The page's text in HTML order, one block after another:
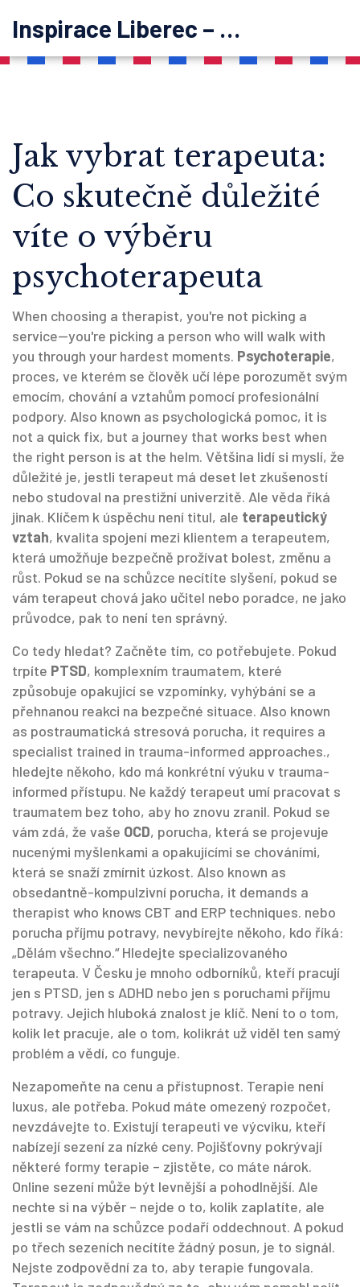
Inspirace Liberec – psychoterapie
Jak vybrat terapeuta:
Co skutečně důležité
víte o výběru
psychoterapeuta
When choosing a therapist, you're not picking a
service—you're picking a person who will walk with
you through your hardest moments. Psychoterapie,
proces, ve kterém se člověk učí lépe porozumět svým
emocím, chování a vztahům pomocí profesionální
podpory. Also known as psychologická pomoc, it is
not a quick fix, but a journey that works best when
the right person is at the helm. Většina lidí si myslí, že
důležité je, jestli terapeut má deset let zkušeností
nebo studoval na prestižní univerzitě. Ale věda říká
jinak. Klíčem k úspěchu není titul, ale terapeutický
vztah, kvalita spojení mezi klientem a terapeutem,
která umožňuje bezpečně prožívat bolest, změnu a
růst. Pokud se na schůzce necítíte slyšení, pokud se
vám terapeut chová jako učitel nebo poradce, ne jako
průvodce, pak to není ten správný.
Co tedy hledat? Začněte tím, co potřebujete. Pokud
trpíte PTSD, komplexním traumatem, které
způsobuje opakující se vzpomínky, vyhýbání se a
přehnanou reakci na bezpečné situace. Also known
as postraumatická stresová porucha, it requires a
specialist trained in trauma-informed approaches.,
hledejte někoho, kdo má konkrétní výuku v trauma-
informed přístupu. Ne každý terapeut umí pracovat s
traumatem bez toho, aby ho znovu zranil. Pokud se
vám zdá, že vaše OCD, porucha, která se projevuje
nucenými myšlenkami a opakujícími se chováními,
která se snaží zmírnit úzkost. Also known as
obsedantně-kompulzivní porucha, it demands a
therapist who knows CBT and ERP techniques. nebo
porucha příjmu potravy, nevybírejte někoho, kdo říká:
„Dělám všechno.“ Hledejte specializovaného
terapeuta. V Česku je mnoho odborníků, kteří pracují
jen s PTSD, jen s ADHD nebo jen s poruchami příjmu
potravy. Jejich hluboká znalost je klíč. Není to o tom,
kolik let pracuje, ale o tom, kolikrát už viděl ten samý
problém a vědí, co funguje.
Nezapomeňte na cenu a přístupnost. Terapie není
luxus, ale potřeba. Pokud máte omezený rozpočet,
nevzdávejte to. Existují terapeuti ve výcviku, kteří
nabízejí sezení za nízké ceny. Pojišťovny pokrývají
některé formy terapie – zjistěte, co máte nárok.
Online sezení může být levnější a pohodlnější. Ale
nechte si na výběr – nejde o to, kolik zaplatíte, ale
jestli se vám na schůzce podaří oddechnout. A pokud
po třech sezeních necítíte žádný posun, je to signál.
Nejste zodpovědní za to, aby terapie fungovala.